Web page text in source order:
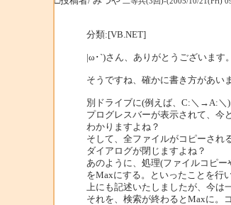
分類:[VB.NET]
|ω･`)さん、ありがとうございます。
そうですね、確かに書き方があい
別ドライブに(例えば、C:＼→A:＼)
プログレスバーが表示されて、今
わかりますよね？
そして、全ファイルがコピーされ
ダイアログが閉じますよね？
あのように、処理(ファイルコピ
をMaxにする。といったことを行
上にも記述いたしましたが、今は
それを、検索が終わるとMaxに。